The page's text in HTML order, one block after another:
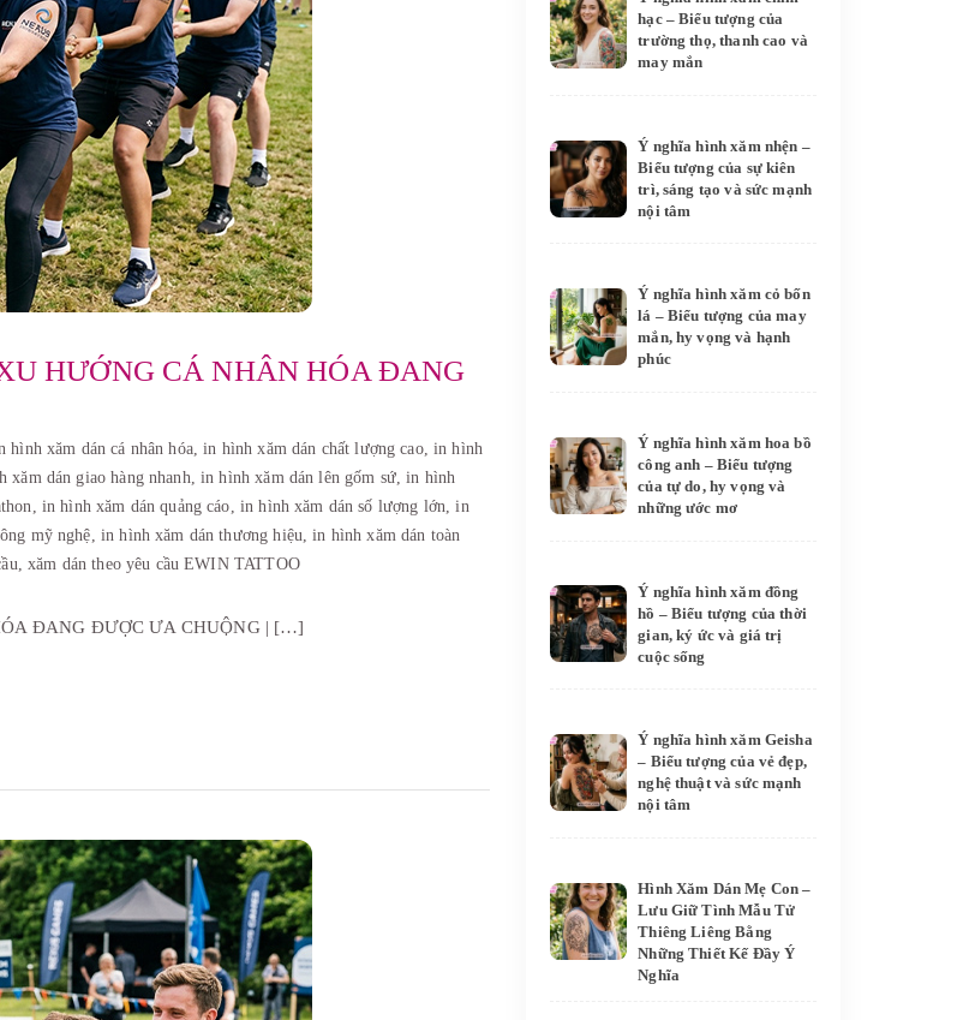
HƯỚNG CÁ NHÂN HÓA ĐANG
hình xăm dán cá nhân hóa,in hình xăm dán chất lượng cao,in hình
xăm dán giao hàng nhanh,in hình xăm dán lên gốm sứ,in hình
in hình xăm dán quảng cáo, in hình xăm dán số lượng lớn,in
mỹ nghệ, in hình xăm dán thương hiệu,in hình xăm dán toàn
xăm dán theo yêu cầu EWIN TATTOO
ĐANG ĐƯỢC ƯA CHUỘNG | […]
hạc – Biểu tượng của
trường thọ, thanh cao và
may mắn
Ý nghĩa hình xăm nhện –
Biểu tượng của sự kiên
trì, sáng tạo và sức mạnh
nội tâm
Ý nghĩa hình xăm cỏ bốn
lá – Biểu tượng của may
mắn, hy vọng và hạnh
phúc
Ý nghĩa hình xăm hoa bồ
công anh – Biểu tượng
của tự do, hy vọng và
những ước mơ
Ý nghĩa hình xăm đồng
hồ – Biểu tượng của thời
gian, ký ức và giá trị
cuộc sống
Ý nghĩa hình xăm Geisha
– Biểu tượng của vẻ đẹp,
nghệ thuật và sức mạnh
nội tâm
Hình Xăm Dán Mẹ Con –
Lưu Giữ Tình Mẫu Tử
Thiêng Liêng Bằng
Những Thiết Kế Đầy Ý
Nghĩa